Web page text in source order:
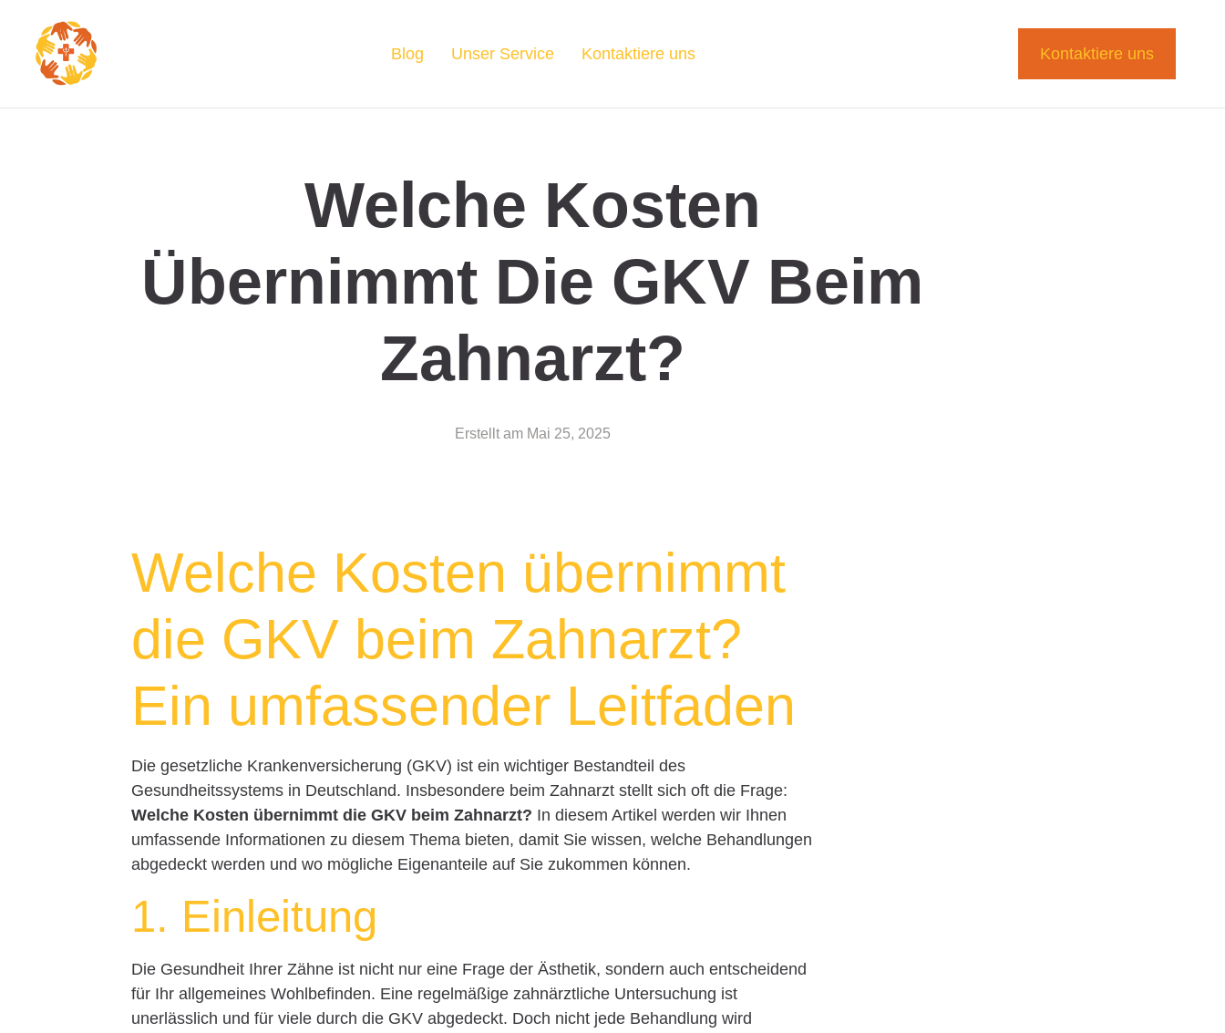
Blog Unser Service Kontaktiere uns Kontaktiere uns
Welche Kosten
Übernimmt Die GKV Beim
Zahnarzt?
Erstellt am Mai 25, 2025
Welche Kosten übernimmt
die GKV beim Zahnarzt?
Ein umfassender Leitfaden
Die gesetzliche Krankenversicherung (GKV) ist ein wichtiger Bestandteil des
Gesundheitssystems in Deutschland. Insbesondere beim Zahnarzt stellt sich oft die Frage:
Welche Kosten übernimmt die GKV beim Zahnarzt? In diesem Artikel werden wir Ihnen
umfassende Informationen zu diesem Thema bieten, damit Sie wissen, welche Behandlungen
abgedeckt werden und wo mögliche Eigenanteile auf Sie zukommen können.
1. Einleitung
Die Gesundheit Ihrer Zähne ist nicht nur eine Frage der Ästhetik, sondern auch entscheidend
für Ihr allgemeines Wohlbefinden. Eine regelmäßige zahnärztliche Untersuchung ist
unerlässlich und für viele durch die GKV abgedeckt. Doch nicht jede Behandlung wird